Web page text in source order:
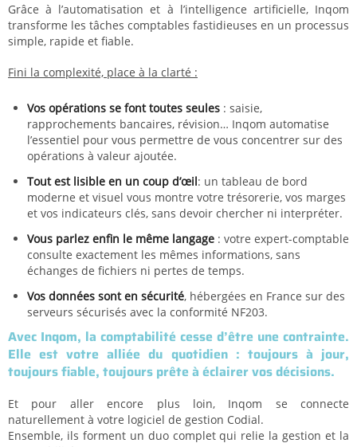
Grâce à l’automatisation et à l’intelligence artificielle, Inqom
transforme les tâches comptables fastidieuses en un processus
simple, rapide et fiable.
Fini la complexité, place à la clarté :
Vos opérations se font toutes seules : saisie,
rapprochements bancaires, révision… Inqom automatise
l’essentiel pour vous permettre de vous concentrer sur des
opérations à valeur ajoutée.
Tout est lisible en un coup d’œil: un tableau de bord
moderne et visuel vous montre votre trésorerie, vos marges
et vos indicateurs clés, sans devoir chercher ni interpréter.
Vous parlez enfin le même langage : votre expert-comptable
consulte exactement les mêmes informations, sans
échanges de fichiers ni pertes de temps.
Vos données sont en sécurité, hébergées en France sur des
serveurs sécurisés avec la conformité NF203.
Avec Inqom, la comptabilité cesse d’être une contrainte.
Elle est votre alliée du quotidien : toujours à jour,
toujours fiable, toujours prête à éclairer vos décisions.
Et pour aller encore plus loin, Inqom se connecte
naturellement à votre logiciel de gestion Codial.
Ensemble, ils forment un duo complet qui relie la gestion et la